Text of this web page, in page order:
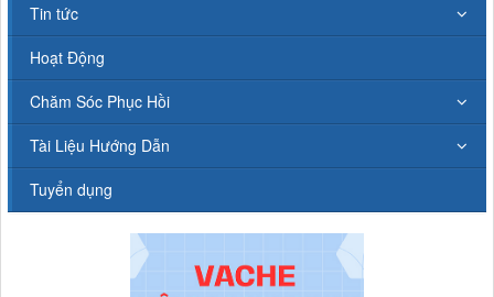
Tin tức
Hoạt Động
Chăm Sóc Phục Hồi
Tài Liệu Hướng Dẫn
Tuyển dụng